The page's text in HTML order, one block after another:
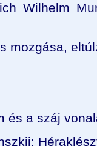
Wilhelm
mozgása,
és a száj